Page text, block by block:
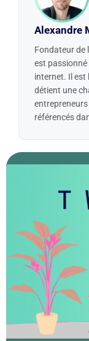
Alexandre
Fondateur de
est passionné
internet. Il est
détient une
référencés